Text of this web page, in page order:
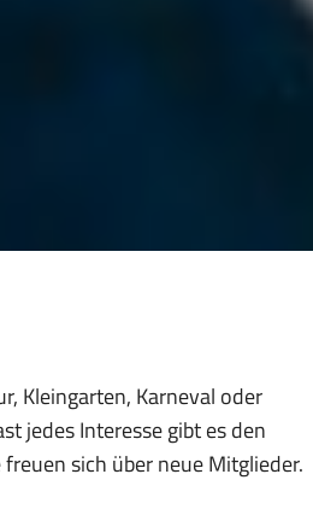
Kleingarten, Karneval oder
jedes Interesse gibt es den
freuen sich über neue Mitglieder.